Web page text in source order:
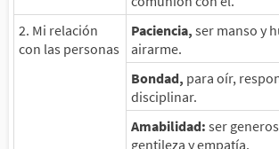
2. Mi relación
con las personas
Paciencia, ser manso y
airarme.
Bondad, para oír,
disciplinar.
Amabilidad: ser
gentileza y empatía.